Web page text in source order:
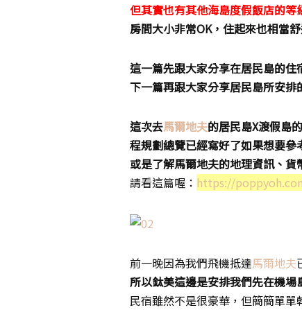
但其實也有其他海島度假飯店的等
房間大小非常OK，住起來也相當
這一篇先跟大家分享在居民島的住
下一篇再跟大家分享居民島所安排
這次去馬爾地夫的居民島X渡假島
程規劃總覽已經寫好了如果想要參
或是了解馬爾地夫的地理資訊、貨
請看這篇喔： https://
前一晚因為我們飛機抵達馬爾地夫
所以鈦美這邊是安排我們先在機場
民宿雖然不是很豪華，但簡簡單單